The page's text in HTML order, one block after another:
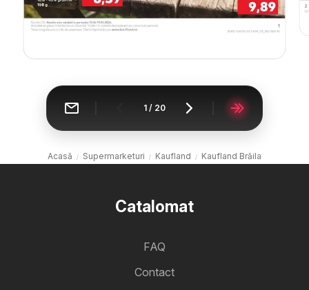
1 / 20
Acasă Supermarketuri Kaufland Kaufland Brăila
Catalomat
FAQ
Contact